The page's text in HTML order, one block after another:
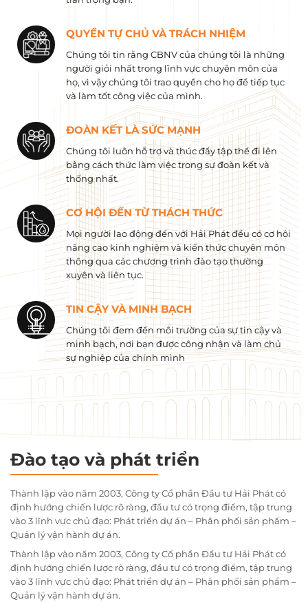
QUYỀN TỰ CHỦ VÀ TRÁCH NHIỆM
Chúng tôi tin rằng CBNV của chúng tôi là những
người giỏi nhất trong lĩnh vực chuyên môn của
họ, vì vậy chúng tôi trao quyền cho họ để tiếp tục
và làm tốt công việc của mình.
ĐOÀN KẾT LÀ SỨC MẠNH
Chúng tôi luôn hỗ trợ và thúc đẩy tập thể đi lên
bằng cách thức làm việc trong sự đoàn kết và
thống nhất.
CƠ HỘI ĐẾN TỪ THÁCH THỨC
Mọi người lao động đến với Hải Phát đều có cơ hội
nâng cao kinh nghiệm và kiến ​​thức chuyên môn
thông qua các chương trình đào tạo thường
xuyên và liên tục.
TIN CẬY VÀ MINH BẠCH
Chúng tôi đem đến môi trường của sự tin cậy và
minh bạch, nơi bạn được công nhận và làm chủ
sự nghiệp của chính mình
Đào tạo và phát triển
Thành lập vào năm 2003, Công ty Cổ phần Đầu tư Hải Phát có
định hướng chiến lược rõ ràng, đầu tư có trọng điểm, tập trung
vào 3 lĩnh vực chủ đạo: Phát triển dự án – Phân phối sản phẩm –
Quản lý vận hành dự án.
Thành lập vào năm 2003, Công ty Cổ phần Đầu tư Hải Phát có
định hướng chiến lược rõ ràng, đầu tư có trọng điểm, tập trung
vào 3 lĩnh vực chủ đạo: Phát triển dự án – Phân phối sản phẩm –
Quản lý vận hành dự án.